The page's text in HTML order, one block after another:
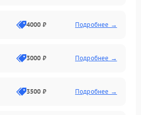
4000 ₽ Подробнее →
3000 ₽ Подробнее →
3500 ₽ Подробнее →